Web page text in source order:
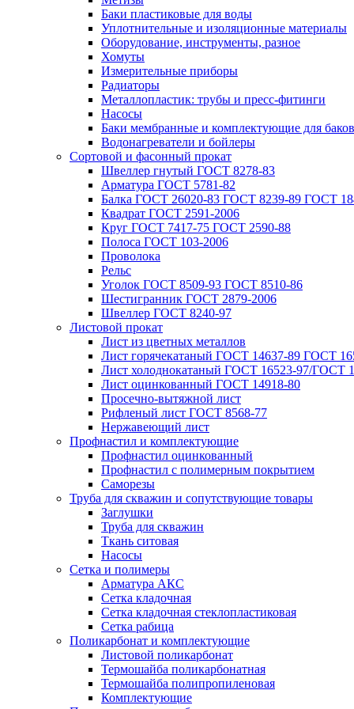
Баки пластиковые для воды
Уплотнительные и изоляционные материалы
Оборудование, инструменты, разное
Хомуты
Измерительные приборы
Радиаторы
Металлопластик: трубы и пресс-фитинги
Насосы
Баки мембранные и комплектующие для баков
Водонагреватели и бойлеры
Сортовой и фасонный прокат
Швеллер гнутый ГОСТ 8278-83
Арматура ГОСТ 5781-82
Балка ГОСТ 26020-83 ГОСТ 8239-89 ГОСТ
Квадрат ГОСТ 2591-2006
Круг ГОСТ 7417-75 ГОСТ 2590-88
Полоса ГОСТ 103-2006
Проволока
Рельс
Уголок ГОСТ 8509-93 ГОСТ 8510-86
Шестигранник ГОСТ 2879-2006
Швеллер ГОСТ 8240-97
Листовой прокат
Лист из цветных металлов
Лист горячекатаный ГОСТ 14637-89 ГОСТ
Лист холоднокатаный ГОСТ 16523-97/ГОСТ
Лист оцинкованный ГОСТ 14918-80
Просечно-вытяжной лист
Рифленый лист ГОСТ 8568-77
Нержавеющий лист
Профнастил и комплектующие
Профнастил оцинкованный
Профнастил с полимерным покрытием
Саморезы
Труба для скважин и сопутствующие товары
Заглушки
Труба для скважин
Ткань ситовая
Насосы
Сетка и полимеры
Арматура АКС
Сетка кладочная
Сетка кладочная стеклопластиковая
Сетка рабица
Поликарбонат и комплектующие
Листовой поликарбонат
Термошайба поликарбонатная
Термошайба полипропиленовая
Комплектующие